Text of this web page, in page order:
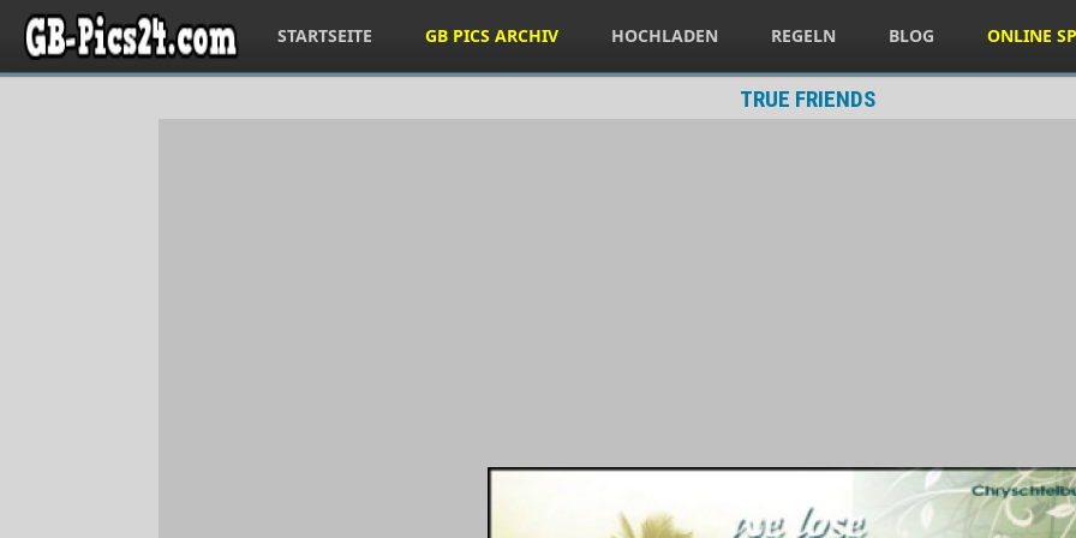
STARTSEITE GB PICS ARCHIV HOCHLADEN REGELN BLOG ONLINE
TRUE FRIENDS